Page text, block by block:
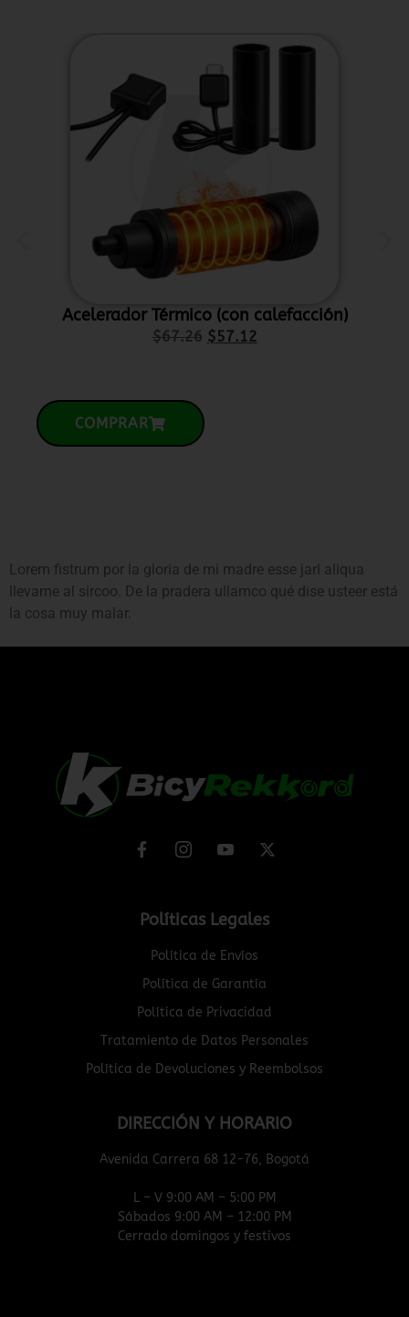
Acelerador Térmico (con calefacción)
$67.26 $57.12
COMPRAR
Lorem fistrum por la gloria de mi madre esse jarl aliqua
llevame al sircoo. De la pradera ullamco qué dise usteer está
la cosa muy malar.
Políticas Legales
Política de Envíos
Política de Garantía
Política de Privacidad
Tratamiento de Datos Personales
Política de Devoluciones y Reembolsos
DIRECCIÓN Y HORARIO
Avenida Carrera 68 12-76, Bogotá
L – V 9:00 AM – 5:00 PM
Sábados 9:00 AM – 12:00 PM
Cerrado domingos y festivos